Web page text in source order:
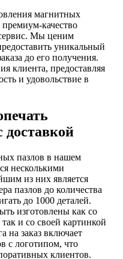
магнитных
премиум-качество
Мы ценим
уникальный
до его получения.
клиента, предоставляя
и удовольствие в
доставкой
пазлов в нашем
несколькими
из них является
пазлов до количества
до 1000 деталей.
изготовлены как со
и со своей картинкой
на заказ включает
с логотипом, что
клиентов.